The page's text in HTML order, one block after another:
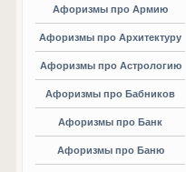
Афоризмы про Армию
Афоризмы про Архитектуру
Афоризмы про Астрологию
Афоризмы про Бабников
Афоризмы про Банк
Афоризмы про Баню